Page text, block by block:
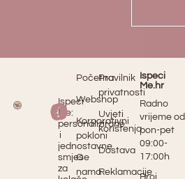
Ispeci
Me.hr
Radno
vrijeme od
pon-pet
09:00-
17:00h
Broj
Ispeci
Me:
personalizirane
i
jednostavne
smjese
za
Početna
Webshop
Korporativni
pokloni
O
nama
Pravilnik
privatnosti
Uvjeti
korištenja
Dostava
Reklamacije